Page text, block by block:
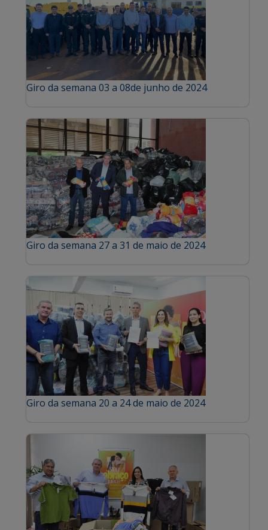
Giro da semana 03 a 08de junho de 2024
Giro da semana 27 a 31 de maio de 2024
Giro da semana 20 a 24 de maio de 2024